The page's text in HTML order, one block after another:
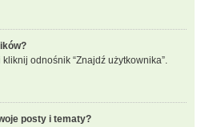
kliknij odnośnik “Znajdź użytkownika”.
posty i tematy?